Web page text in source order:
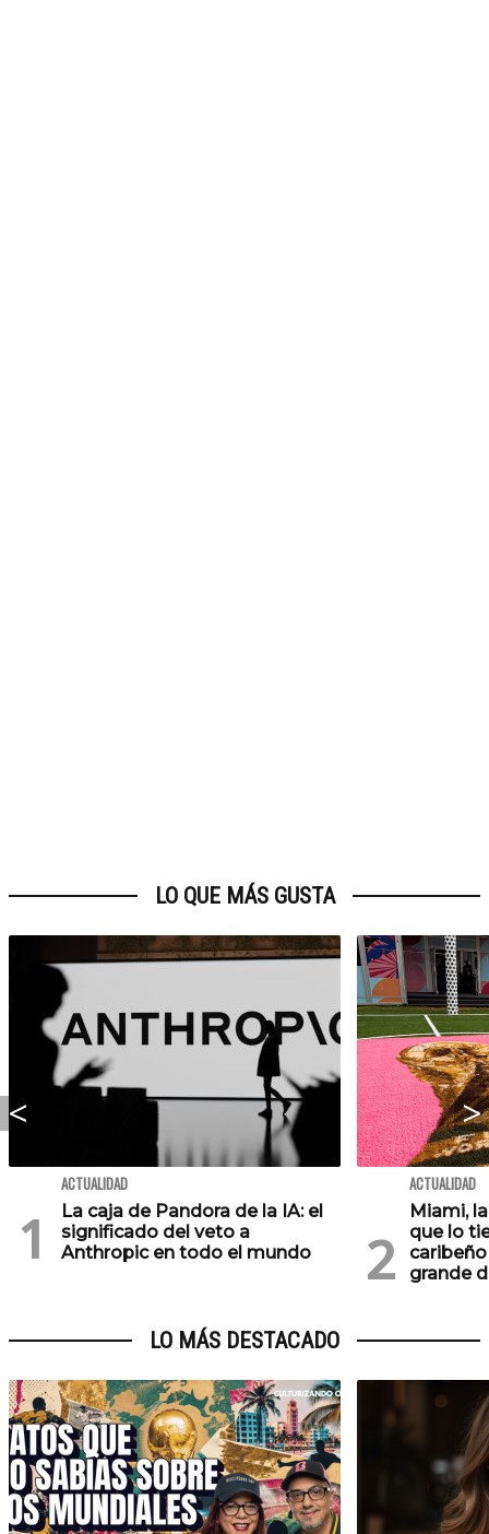
LO QUE MÁS GUSTA
ACTUALIDAD
La caja de Pandora de la IA: el
significado del veto a
Anthropic en todo el mundo
ACTUALIDAD
Miami,
que lo
grande
LO MÁS DESTACADO